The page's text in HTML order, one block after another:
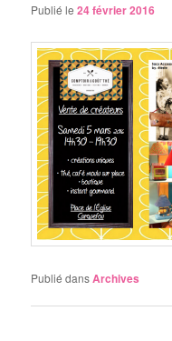
Publié le24 février 2016
Publié dansArchives